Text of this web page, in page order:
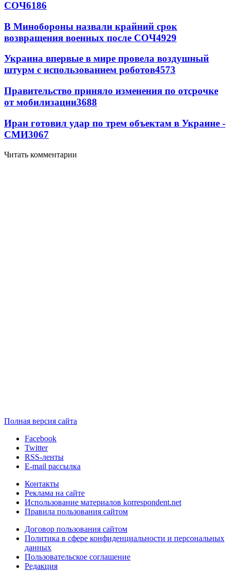
СОЧ6186
В Минобороны назвали крайний срок
возвращения военных после СОЧ4929
Украина впервые в мире провела воздушный
штурм с использованием роботов4573
Правительство приняло изменения по отсрочке
от мобилизации3688
Иран готовил удар по трем объектам в Украине -
СМИ3067
Читать комментарии
Полная версия сайта
Facebook
Twitter
RSS-ленты
E-mail рассылка
Контакты
Реклама на сайте
Использование материалов korrespondent.net
Правила пользования сайтом
Договор пользования сайтом
Политика в сфере конфиденциальности и персональных
данных
Пользовательское соглашение
Редакция